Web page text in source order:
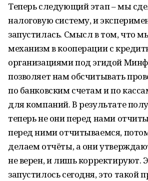
Теперь следующий этап – мы
налоговую систему, и
запустилась. Смысл в том, что
механизм в кооперации с
организациями под эгидой
позволяет нам обсчитывать
по банковским счетам и по
для компаний. В результате
теперь не они перед нами
перед ними отчитываемся,
делаем отчёты, а они
не верен, и лишь корректируют.
запустилось сегодня, это такой